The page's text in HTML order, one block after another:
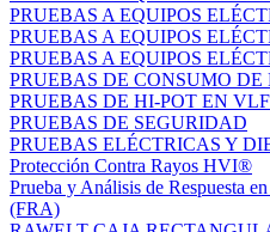
PRUEBAS A EQUIPOS
PRUEBAS A EQUIPOS
PRUEBAS A EQUIPOS
PRUEBAS DE CONSUMO
PRUEBAS DE HI-POT EN
PRUEBAS DE SEGURIDAD
PRUEBAS ELÉCTRICAS Y
Protección Contra Rayos HVI®
Prueba y Análisis de Respuesta
(FRA)